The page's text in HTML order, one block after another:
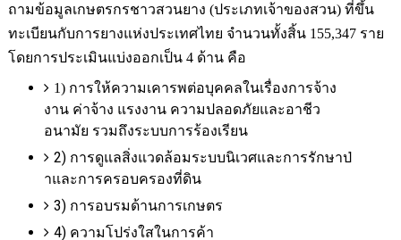
ถามข้อมูลเกษตรกรชาวสวนยาง (ประเภทเจ้าของสวน) ที่ขึ้น
ทะเบียนกับการยางแห่งประเทศไทย จำนวนทั้งสิ้น 155,347 ราย
โดยการประเมินแบ่งออกเป็น 4 ด้าน คือ
1) การให้ความเคารพต่อบุคคลในเรื่องการจ้าง
งาน ค่าจ้าง แรงงาน ความปลอดภัยและอาชีว
อนามัย รวมถึงระบบการร้องเรียน
2) การดูแลสิ่งแวดล้อมระบบนิเวศและการรักษาป่
าและการครอบครองที่ดิน
3) การอบรมด้านการเกษตร
4) ความโปร่งใสในการค้า